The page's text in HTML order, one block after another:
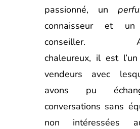
passionné, un
connaisseur et un
conseiller.
chaleureux, il est
vendeurs avec
avons pu
conversations sans
non intéressées